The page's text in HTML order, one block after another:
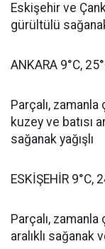
Eskişehir ve
gürültülü
ANKARA 9°C,
Parçalı,
kuzey ve batısı
sağanak yağışlı
ESKİŞEHİR 9°C,
Parçalı,
aralıklı sağanak